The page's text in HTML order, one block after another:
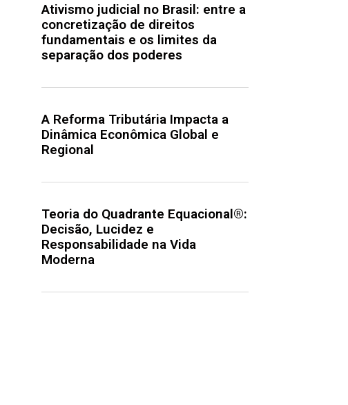
Ativismo judicial no Brasil: entre a
concretização de direitos
fundamentais e os limites da
separação dos poderes
A Reforma Tributária Impacta a
Dinâmica Econômica Global e
Regional
Teoria do Quadrante Equacional®:
Decisão, Lucidez e
Responsabilidade na Vida
Moderna